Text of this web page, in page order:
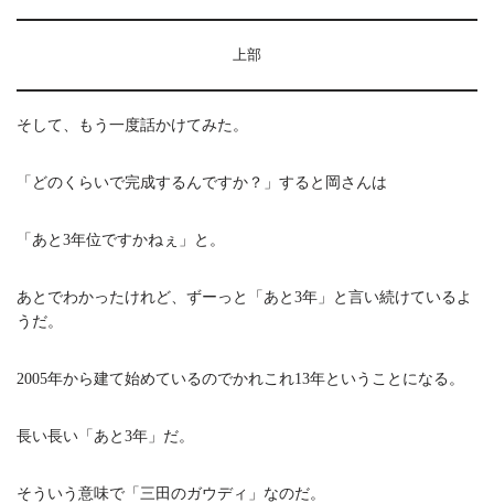
上部
そして、もう一度話かけてみた。
「どのくらいで完成するんですか？」すると岡さんは
「あと3年位ですかねぇ」と。
あとでわかったけれど、ずーっと「あと3年」と言い続けているよ
うだ。
2005年から建て始めているのでかれこれ13年ということになる。
長い長い「あと3年」だ。
そういう意味で「三田のガウディ」なのだ。